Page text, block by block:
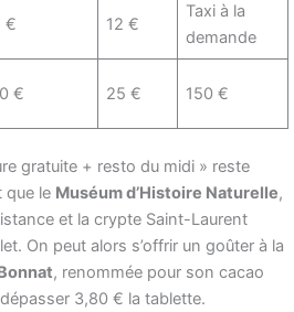
€ 12 €
Taxi à la
demande
€ 25 € 150 €
gratuite + resto du midi » reste
que le Muséum d’Histoire Naturelle,
et la crypte Saint-Laurent
On peut alors s’offrir un goûter à la
, renommée pour son cacao
3,80 € la tablette.